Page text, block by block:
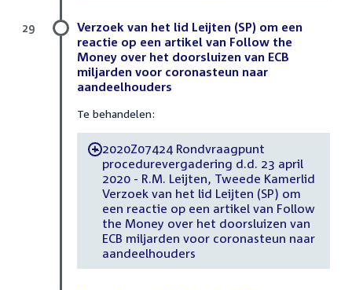
Verzoek van het lid Leijten (SP) om een
reactie op een artikel van Follow the
Money over het doorsluizen van ECB
miljarden voor coronasteun naar
aandeelhouders
Te behandelen:
-2020Z07424 Rondvraagpunt
procedurevergadering d.d. 23 april
2020 - R.M. Leijten, Tweede Kamerlid
Verzoek van het lid Leijten (SP) om
een reactie op een artikel van Follow
the Money over het doorsluizen van
ECB miljarden voor coronasteun naar
aandeelhouders
29